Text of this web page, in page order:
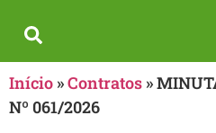
Início»Contratos»
Nº 061/2026